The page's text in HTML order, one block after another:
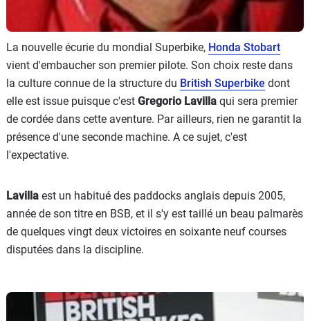
La nouvelle écurie du mondial Superbike, Honda Stobart
vient d'embaucher son premier pilote. Son choix reste dans
la culture connue de la structure du British Superbike dont
elle est issue puisque c'est Gregorio Lavilla qui sera premier
de cordée dans cette aventure. Par ailleurs, rien ne garantit la
présence d'une seconde machine. A ce sujet, c'est
l'expectative.
Lavilla est un habitué des paddocks anglais depuis 2005,
année de son titre en BSB, et il s'y est taillé un beau palmarès
de quelques vingt deux victoires en soixante neuf courses
disputées dans la discipline.